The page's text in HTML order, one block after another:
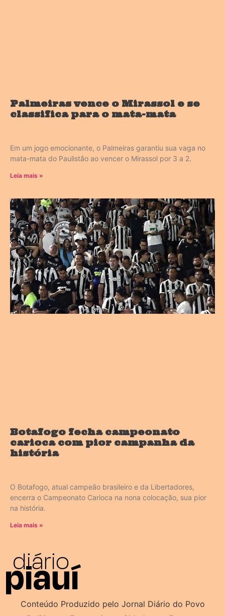
Palmeiras vence o Mirassol e se
classifica para o mata-mata
Em um jogo emocionante, o Palmeiras garantiu sua vaga no
mata-mata do Paulistão ao vencer o Mirassol por 3 a 2.
Leia mais »
Botafogo fecha campeonato
carioca com pior campanha da
história
O Botafogo, atual campeão brasileiro e da Libertadores,
encerra o Campeonato Carioca na nona colocação, sua pior
na história.
Leia mais »
Conteúdo Produzido pelo Jornal Diário do Povo